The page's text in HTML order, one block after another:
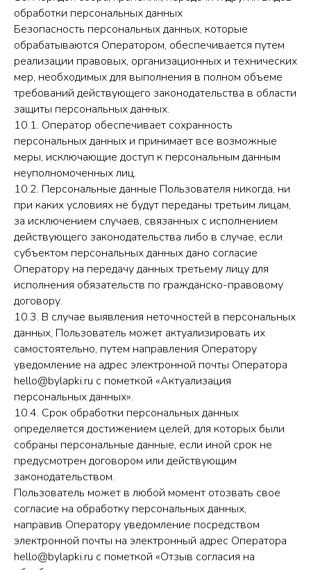
обработки персональных данных
Безопасность персональных данных, которые
обрабатываются Оператором, обеспечивается путем
реализации правовых, организационных и технических
мер, необходимых для выполнения в полном объеме
требований действующего законодательства в области
защиты персональных данных.
10.1. Оператор обеспечивает сохранность
персональных данных и принимает все возможные
меры, исключающие доступ к персональным данным
неуполномоченных лиц.
10.2. Персональные данные Пользователя никогда, ни
при каких условиях не будут переданы третьим лицам,
за исключением случаев, связанных с исполнением
действующего законодательства либо в случае, если
субъектом персональных данных дано согласие
Оператору на передачу данных третьему лицу для
исполнения обязательств по гражданско-правовому
договору.
10.3. В случае выявления неточностей в персональных
данных, Пользователь может актуализировать их
самостоятельно, путем направления Оператору
уведомление на адрес электронной почты Оператора
hello@bylapki.ru с пометкой «Актуализация
персональных данных».
10.4. Срок обработки персональных данных
определяется достижением целей, для которых были
собраны персональные данные, если иной срок не
предусмотрен договором или действующим
законодательством.
Пользователь может в любой момент отозвать свое
согласие на обработку персональных данных,
направив Оператору уведомление посредством
электронной почты на электронный адрес Оператора
hello@bylapki.ru с пометкой «Отзыв согласия на